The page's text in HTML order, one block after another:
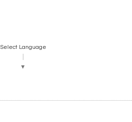
Select Language
▼